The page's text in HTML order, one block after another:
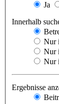
Ja
Innerhalb
Nur
Nur
Nur
Ergebnisse